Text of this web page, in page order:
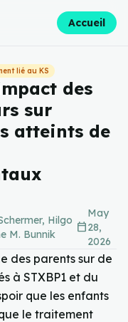
Accueil
lié au KS
des
sur
atteints de
Hilgo
M. Bunnik
calendar_today
May
28,
2026
des parents sur de
à STXBP1 et du
que les enfants
le traitement